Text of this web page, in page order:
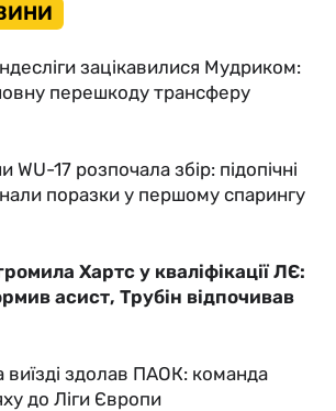
зацікавилися Мудриком:
перешкоду трансферу
WU-17 розпочала збір: підопічні
поразки у першому спарингу
Хартс у кваліфікації ЛЄ:
асист, Трубін відпочивав
виїзді здолав ПАОК: команда
до Ліги Європи